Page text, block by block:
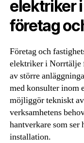
elektriker
företag
Företag och
elektriker i Norrtälje
av större
med konsulter inom
möjliggör tekniskt
verksamhetens
hantverkare som
installation.